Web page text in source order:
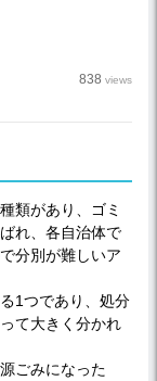
838 views
類があり、ゴミ
れ、各自治体で
分別が難しいア
1つであり、処分
て大きく分かれ
ごみになった